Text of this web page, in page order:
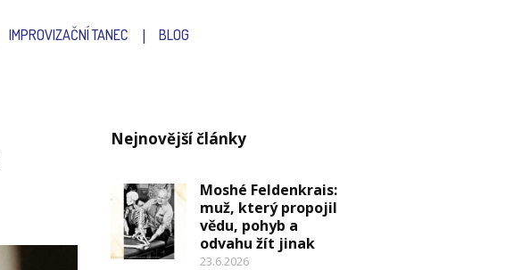
IMPROVIZAČNÍ TANEC BLOG
Nejnovější články
Moshé Feldenkrais:
muž, který propojil
vědu, pohyb a
odvahu žít jinak
23.6.2026